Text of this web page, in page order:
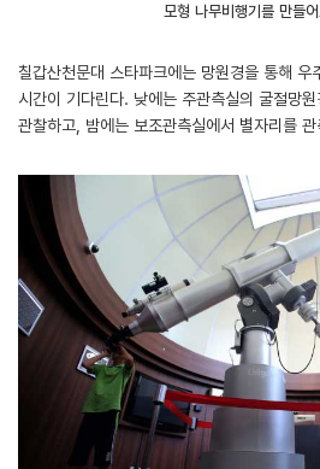
모형 나무비행기를 만들
칠갑산천문대 스타파크에는 망원경을 통해 우
시간이 기다린다. 낮에는 주관측실의 굴절망
관찰하고, 밤에는 보조관측실에서 별자리를 관